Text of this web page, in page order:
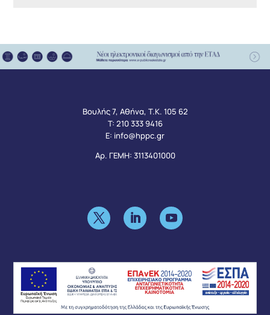
Βουλής 7, Αθήνα, Τ.Κ. 105 62
Τ: 210 333 9416
Ε: info@hppc.gr
Αρ. ΓΕΜΗ: 3113401000